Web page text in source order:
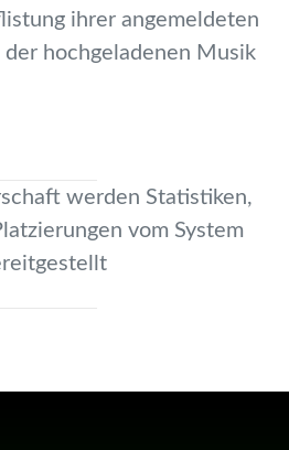
ihrer angemeldeten
der hochgeladenen Musik
werden Statistiken,
vom System